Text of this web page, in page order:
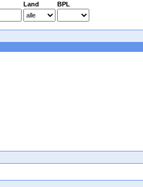
Land BPL